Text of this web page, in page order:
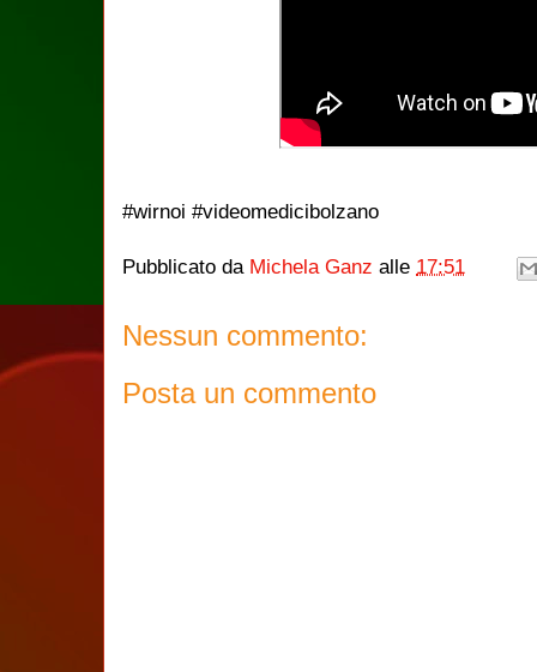
#wirnoi #videomedicibolzano
Pubblicato da Michela Ganz alle 17:51
Nessun commento:
Posta un commento